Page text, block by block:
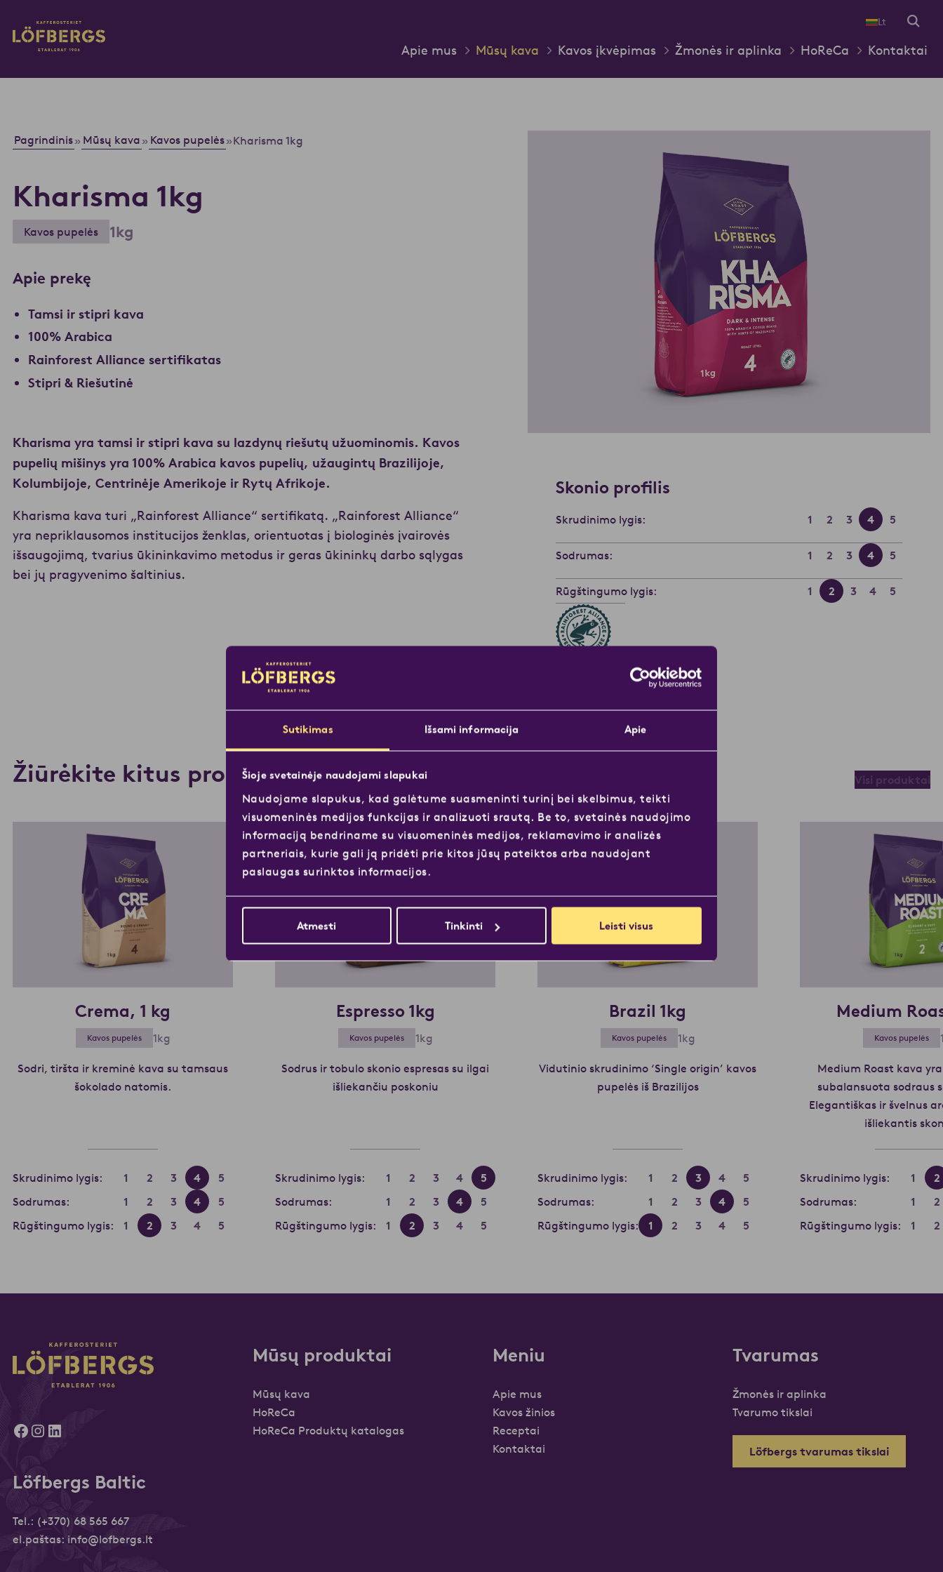
Sutikimas Išsami informacija Apie
Šioje svetainėje naudojami slapukai
Naudojame slapukus, kad galėtume suasmeninti turinį bei skelbimus, teikti
visuomeninės medijos funkcijas ir analizuoti srautą. Be to, svetainės naudojimo
informaciją bendriname su visuomeninės medijos, reklamavimo ir analizės
partneriais, kurie gali ją pridėti prie kitos jūsų pateiktos arba naudojant
paslaugas surinktos informacijos.
Atmesti Tinkinti Leisti visus
Eiti į pagrindinį turinį
Apie mus
Mūsų kava Kavos įkvėpimas Žmonės ir aplinka HoReCa Kontaktai
Lt
Pagrindinis» Mūsų kava » Kavos pupelės»Kharisma 1kg
Kharisma 1kg
Kavos pupelės 1kg
Apie prekę
Tamsi ir stipri kava
100% Arabica
Rainforest Alliance sertifikatas
Stipri & Riešutinė
Kharisma yra tamsi ir stipri kava su lazdynų riešutų užuominomis. Kavos
pupelių mišinys yra 100% Arabica kavos pupelių, užaugintų Brazilijoje,
Kolumbijoje, Centrinėje Amerikoje ir Rytų Afrikoje.
Kharisma kava turi „Rainforest Alliance“ sertifikatą. „Rainforest Alliance“
yra nepriklausomos institucijos ženklas, orientuotas į biologinės įvairovės
išsaugojimą, tvarius ūkininkavimo metodus ir geras ūkininkų darbo sąlygas
bei jų pragyvenimo šaltinius.
Skonio profilis
Skrudinimo lygis: 1 2 3 4 5
Sodrumas: 1 2 3 4 5
Rūgštingumo lygis: 1 2 3 4 5
Žiūrėkite kitus produktus Visi produktai
Crema, 1 kg
Kavos pupelės 1kg
Sodri, tiršta ir kreminė kava su tamsaus
šokolado natomis. Skaityti daugiau apie Crema, 1 kg
Skrudinimo lygis: 1 2 3 4
5
Sodrumas:
1 2 3 4
5
Rūgštingumo lygis:
1 2 3 4 5
Espresso 1kg
Kavos pupelės 1kg
Sodrus ir tobulo skonio espresas su ilgai
išliekančiu poskoniu Skaityti daugiau apie Espresso 1kg
Skrudinimo lygis: 1 2 3 4
5
Sodrumas:
1 2 3 4
5
Rūgštingumo lygis:
1 2 3 4 5
Brazil 1kg
Kavos pupelės 1kg
Vidutinio skrudinimo ‘Single origin’ kavos
pupelės iš BrazilijosSkaityti daugiau apie Brazil 1kg
Skrudinimo lygis: 1 2 3 4
5
Sodrumas:
1 2 3 4
5
Rūgštingumo lygis:
1 2 3 4 5
Medium
Kavos pupelės
Medium Roast kava
subalansuota sodraus
Elegantiškas ir švelnus
išliekantis
Skrudinimo lygis: 1
2
Sodrumas:
1
2
Rūgštingumo lygis:
1 2
Facebook
Instagram
LinkedIn
Löfbergs Baltic
Tel.: (+370) 68 565 667
el.paštas: info@lofbergs.lt
Mūsų produktai
Mūsų kava
HoReCa
HoReCa Produktų katalogas
Meniu
Apie mus
Kavos žinios
Receptai
Kontaktai
Tvarumas
Žmonės ir aplinka
Tvarumo tikslai
Löfbergs tvarumas tikslai